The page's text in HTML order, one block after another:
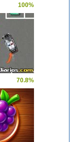
100%
70.8%